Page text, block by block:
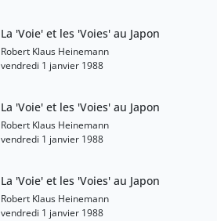
La 'Voie' et les 'Voies' au Japon
Robert Klaus Heinemann
vendredi 1 janvier 1988
La 'Voie' et les 'Voies' au Japon
Robert Klaus Heinemann
vendredi 1 janvier 1988
La 'Voie' et les 'Voies' au Japon
Robert Klaus Heinemann
vendredi 1 janvier 1988